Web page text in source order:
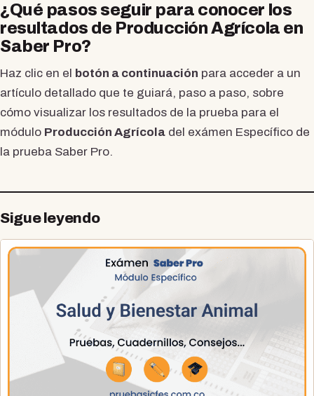
¿Qué pasos seguir para conocer los
resultados de Producción Agrícola en
Saber Pro?
Haz clic en el botón a continuación para acceder a un
artículo detallado que te guiará, paso a paso, sobre
cómo visualizar los resultados de la prueba para el
módulo Producción Agrícola del exámen Específico de
la prueba Saber Pro.
Sigue leyendo